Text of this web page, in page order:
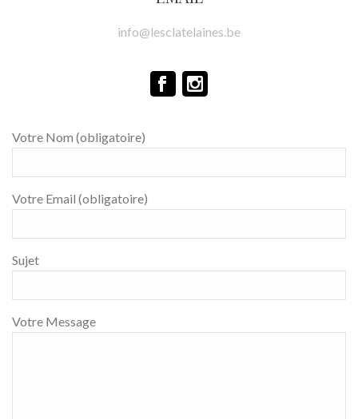
info@lesclatelaines.be
Votre Nom (obligatoire)
Votre Email (obligatoire)
Sujet
Votre Message